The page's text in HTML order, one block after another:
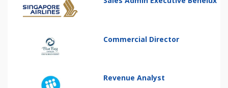
Commercial Director
Revenue Analyst